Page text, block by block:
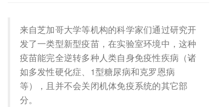
来自芝加哥大学等机构的科学家们通过研究开
发了一类型新型疫苗，在实验室环境中，这种
疫苗能完全逆转多种人类自身免疫性疾病（诸
如多发性硬化症、1型糖尿病和克罗恩病
等），且并不会关闭机体免疫系统的其它部
分。